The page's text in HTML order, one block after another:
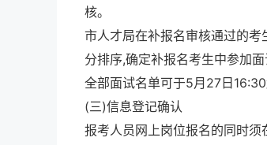
核。
市人才局在补报名审核通过的
分排序,确定补报名考生中参加面
全部面试名单可于5月27日16:30
(三)信息登记确认
报考人员网上岗位报名的同时